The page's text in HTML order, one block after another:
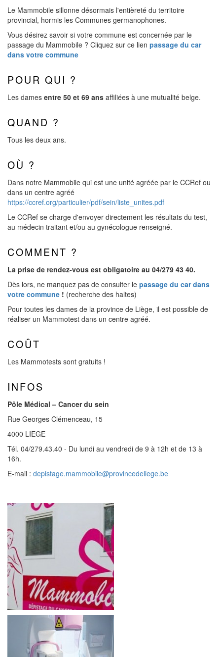
Le Mammobile sillonne désormais l'entièreté du territoire
provincial, hormis les Communes germanophones.
Vous désirez savoir si votre commune est concernée par le
passage du Mammobile ? Cliquez sur ce lien passage du car
dans votre commune
POUR QUI ?
Les dames entre 50 et 69 ans affiliées à une mutualité belge.
QUAND ?
Tous les deux ans.
OÙ ?
Dans notre Mammobile qui est une unité agréée par le CCRef ou
dans un centre agréé
https://ccref.org/particulier/pdf/sein/liste_unites.pdf
Le CCRef se charge d'envoyer directement les résultats du test,
au médecin traitant et/ou au gynécologue renseigné.
COMMENT ?
La prise de rendez-vous est obligatoire au 04/279 43 40.
Dès lors, ne manquez pas de consulter le passage du car dans
votre commune ! (recherche des haltes)
Pour toutes les dames de la province de Liège, il est possible de
réaliser un Mammotest dans un centre agréé.
COÛT
Les Mammotests sont gratuits !
INFOS
Pôle Médical – Cancer du sein
Rue Georges Clémenceau, 15
4000 LIEGE
Tél. 04/279.43.40 - Du lundi au vendredi de 9 à 12h et de 13 à
16h.
E-mail : depistage.mammobile@provincedeliege.be